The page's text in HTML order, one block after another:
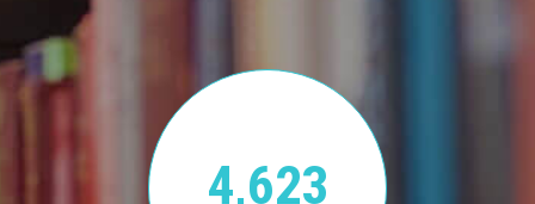
4,623